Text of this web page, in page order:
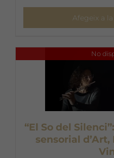
Afegeix a
No
“El So del
sensorial